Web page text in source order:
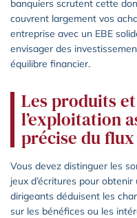
banquiers scrutent cette
couvrent largement vos
entreprise avec un EBE
envisager des
équilibre financier.
Les produits
l’exploitation
précise du
Vous devez distinguer les
jeux d’écritures pour
dirigeants déduisent les
sur les bénéfices ou les